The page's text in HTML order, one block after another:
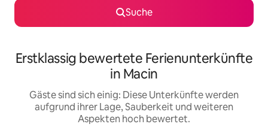
Suche
Erstklassig bewertete Ferienunterkünfte
in Macin
Gäste sind sich einig: Diese Unterkünfte werden
aufgrund ihrer Lage, Sauberkeit und weiteren
Aspekten hoch bewertet.